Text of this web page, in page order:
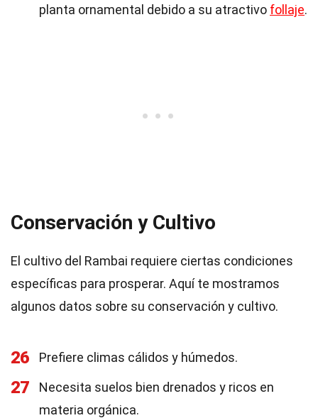
planta ornamental debido a su atractivo follaje.
Conservación y Cultivo
El cultivo del Rambai requiere ciertas condiciones
específicas para prosperar. Aquí te mostramos
algunos datos sobre su conservación y cultivo.
26 Prefiere climas cálidos y húmedos.
27
Necesita suelos bien drenados y ricos en
materia orgánica.